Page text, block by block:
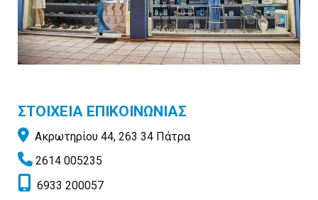
ΣΤΟΙΧΕΙΑ ΕΠΙΚΟΙΝΩΝΙΑΣ
 Ακρωτηρίου 44, 263 34 Πάτρα
 2614 005235
6933 200057